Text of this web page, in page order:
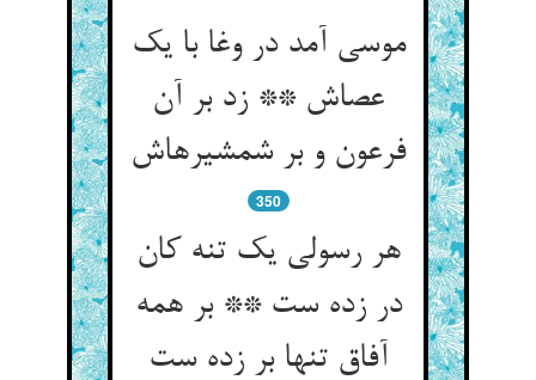
موسی آمد در وغا با یک
عصاش ** زد بر آن
فرعون و بر شمشیرهاش‏
350
هر رسولی یک تنه کان
در زده ست ** بر همه
آفاق تنها بر زده ست‏